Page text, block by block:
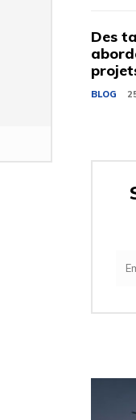
Des
BLOG